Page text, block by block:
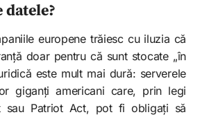
datele?
europene trăiesc cu iluzia că
doar pentru că sunt stocate „în
este mult mai dură: serverele
giganți americani care, prin legi
sau Patriot Act, pot fi obligați să